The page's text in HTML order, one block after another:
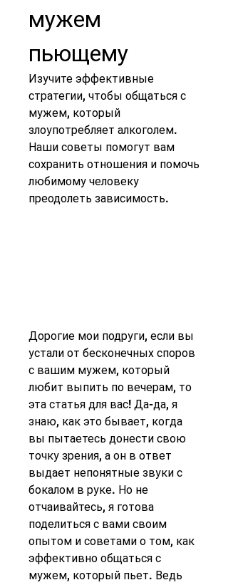
мужем
пьющему
Изучите эффективные
стратегии, чтобы общаться с
мужем, который
злоупотребляет алкоголем.
Наши советы помогут вам
сохранить отношения и помочь
любимому человеку
преодолеть зависимость.
Дорогие мои подруги, если вы
устали от бесконечных споров
с вашим мужем, который
любит выпить по вечерам, то
эта статья для вас! Да-да, я
знаю, как это бывает, когда
вы пытаетесь донести свою
точку зрения, а он в ответ
выдает непонятные звуки с
бокалом в руке. Но не
отчаивайтесь, я готова
поделиться с вами своим
опытом и советами о том, как
эффективно общаться с
мужем, который пьет. Ведь